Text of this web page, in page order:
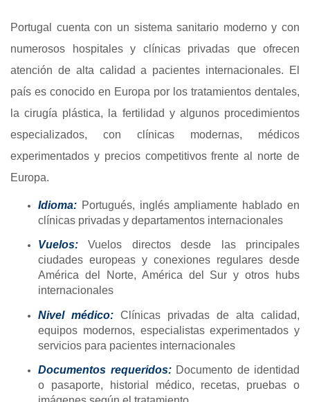
Portugal cuenta con un sistema sanitario moderno y con
numerosos hospitales y clínicas privadas que ofrecen
atención de alta calidad a pacientes internacionales. El
país es conocido en Europa por los tratamientos dentales,
la cirugía plástica, la fertilidad y algunos procedimientos
especializados, con clínicas modernas, médicos
experimentados y precios competitivos frente al norte de
Europa.
Idioma: Portugués, inglés ampliamente hablado en
clínicas privadas y departamentos internacionales
Vuelos:Vuelos directos desde las principales
ciudades europeas y conexiones regulares desde
América del Norte, América del Sur y otros hubs
internacionales
Nivel médico: Clínicas privadas de alta calidad,
equipos modernos, especialistas experimentados y
servicios para pacientes internacionales
Documentos requeridos: Documento de identidad
o pasaporte, historial médico, recetas, pruebas o